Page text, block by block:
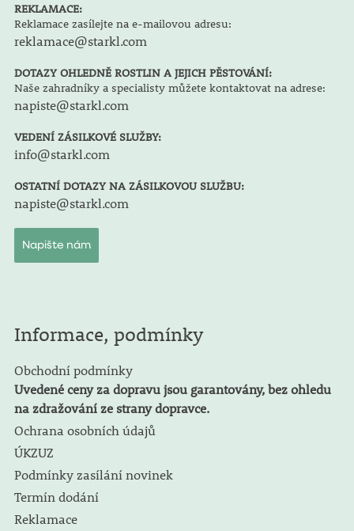
REKLAMACE:
Reklamace zasílejte na e-mailovou adresu:
reklamace@starkl.com
DOTAZY OHLEDNĚ ROSTLIN A JEJICH PĚSTOVÁNÍ:
Naše zahradníky a specialisty můžete kontaktovat na adrese:
napiste@starkl.com
VEDENÍ ZÁSILKOVÉ SLUŽBY:
info@starkl.com
OSTATNÍ DOTAZY NA ZÁSILKOVOU SLUŽBU:
napiste@starkl.com
Napište nám
Informace, podmínky
Obchodní podmínky
Uvedené ceny za dopravu jsou garantovány, bez ohledu
na zdražování ze strany dopravce.
Ochrana osobních údajů
ÚKZUZ
Podmínky zasílání novinek
Termín dodání
Reklamace